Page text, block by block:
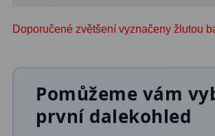
Divadelní
Dálkoměry a Noční vidění17
Dálkoměry9
Noční vidění
Doporučené zvětšení vyznačeny žlutou
Pomůžeme vám
první dalekohled